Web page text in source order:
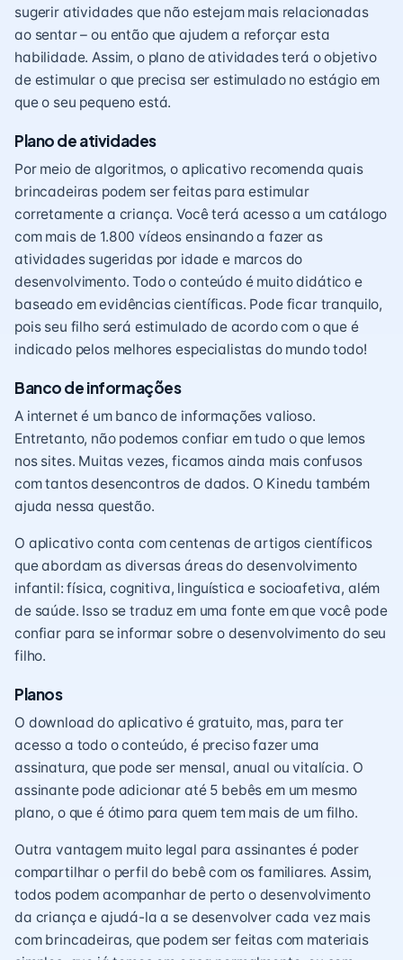
sugerir atividades que não estejam mais relacionadas
ao sentar – ou então que ajudem a reforçar esta
habilidade. Assim, o plano de atividades terá o objetivo
de estimular o que precisa ser estimulado no estágio em
que o seu pequeno está.
Plano de atividades
Por meio de algoritmos, o aplicativo recomenda quais
brincadeiras podem ser feitas para estimular
corretamente a criança. Você terá acesso a um catálogo
com mais de 1.800 vídeos ensinando a fazer as
atividades sugeridas por idade e marcos do
desenvolvimento. Todo o conteúdo é muito didático e
baseado em evidências científicas. Pode ficar tranquilo,
pois seu filho será estimulado de acordo com o que é
indicado pelos melhores especialistas do mundo todo!
Banco de informações
A internet é um banco de informações valioso.
Entretanto, não podemos confiar em tudo o que lemos
nos sites. Muitas vezes, ficamos ainda mais confusos
com tantos desencontros de dados. O Kinedu também
ajuda nessa questão.
O aplicativo conta com centenas de artigos científicos
que abordam as diversas áreas do desenvolvimento
infantil: física,cognitiva, linguística e socioafetiva, além
de saúde. Isso se traduz em uma fonte em que você pode
confiar para se informar sobre o desenvolvimento do seu
filho.
Planos
O download do aplicativo é gratuito, mas, para ter
acesso a todo o conteúdo, é preciso fazer uma
assinatura, que pode ser mensal, anual ou vitalícia. O
assinante pode adicionar até 5 bebês em um mesmo
plano, o que é ótimo para quem tem mais de um filho.
Outra vantagem muito legal para assinantes é poder
compartilhar o perfil do bebê com os familiares. Assim,
todos podem acompanhar de perto o desenvolvimento
da criança e ajudá-la a se desenvolver cada vez mais
com brincadeiras, que podem ser feitas com materiais